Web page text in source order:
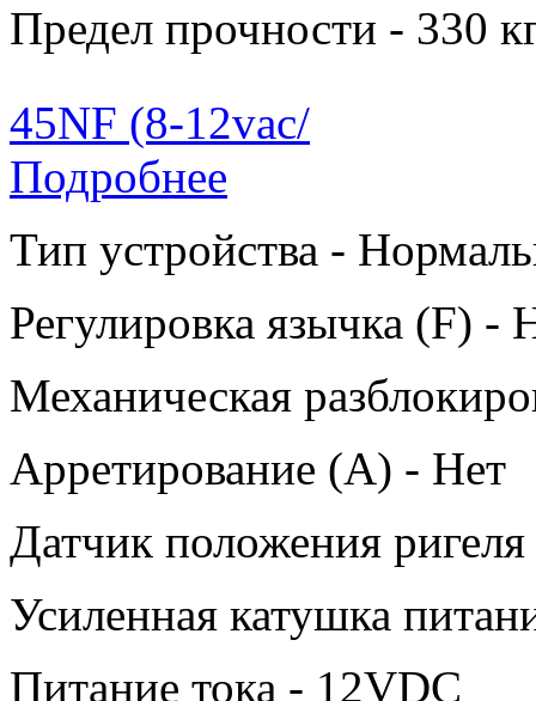
Предел прочности - 330
45NF (8-12vac/
Подробнее
Тип устройства -
Регулировка язычка (F) -
Механическая
Арретирование (A) - Нет
Датчик положения
Усиленная катушка
Питание тока - 12VDC